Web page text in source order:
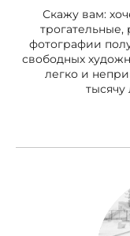
Скажу вам:
фотографии
свободных
легко и